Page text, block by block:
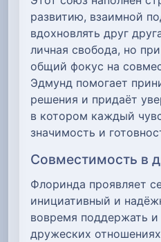
развитию, взаимной
вдохновлять друг
личная свобода, но
общий фокус на
Эдмунд помогает
решения и придаёт
в котором каждый
значимость и
Совместимость в
Флоринда проявляет
инициативный и
вовремя поддержать и
дружеских